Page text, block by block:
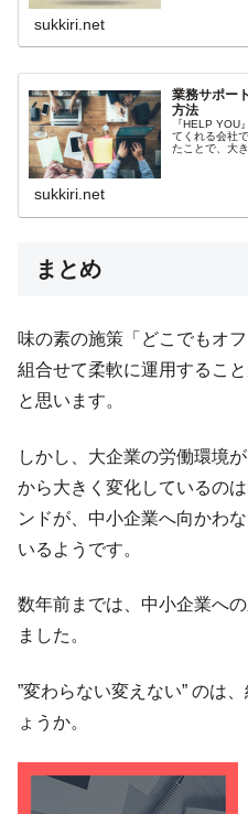
sukkiri.net
業務サポー
方法
『HELP YOU
てくれる会社
たことで、大
sukkiri.net
まとめ
味の素の施策「どこでもオ
組合せて柔軟に運用するこ
と思います。
しかし、大企業の労働環境
から大きく変化しているの
ンドが、中小企業へ向かわ
いるようです。
数年前までは、中小企業へ
ました。
”変わらない変えない” のは
ょうか。